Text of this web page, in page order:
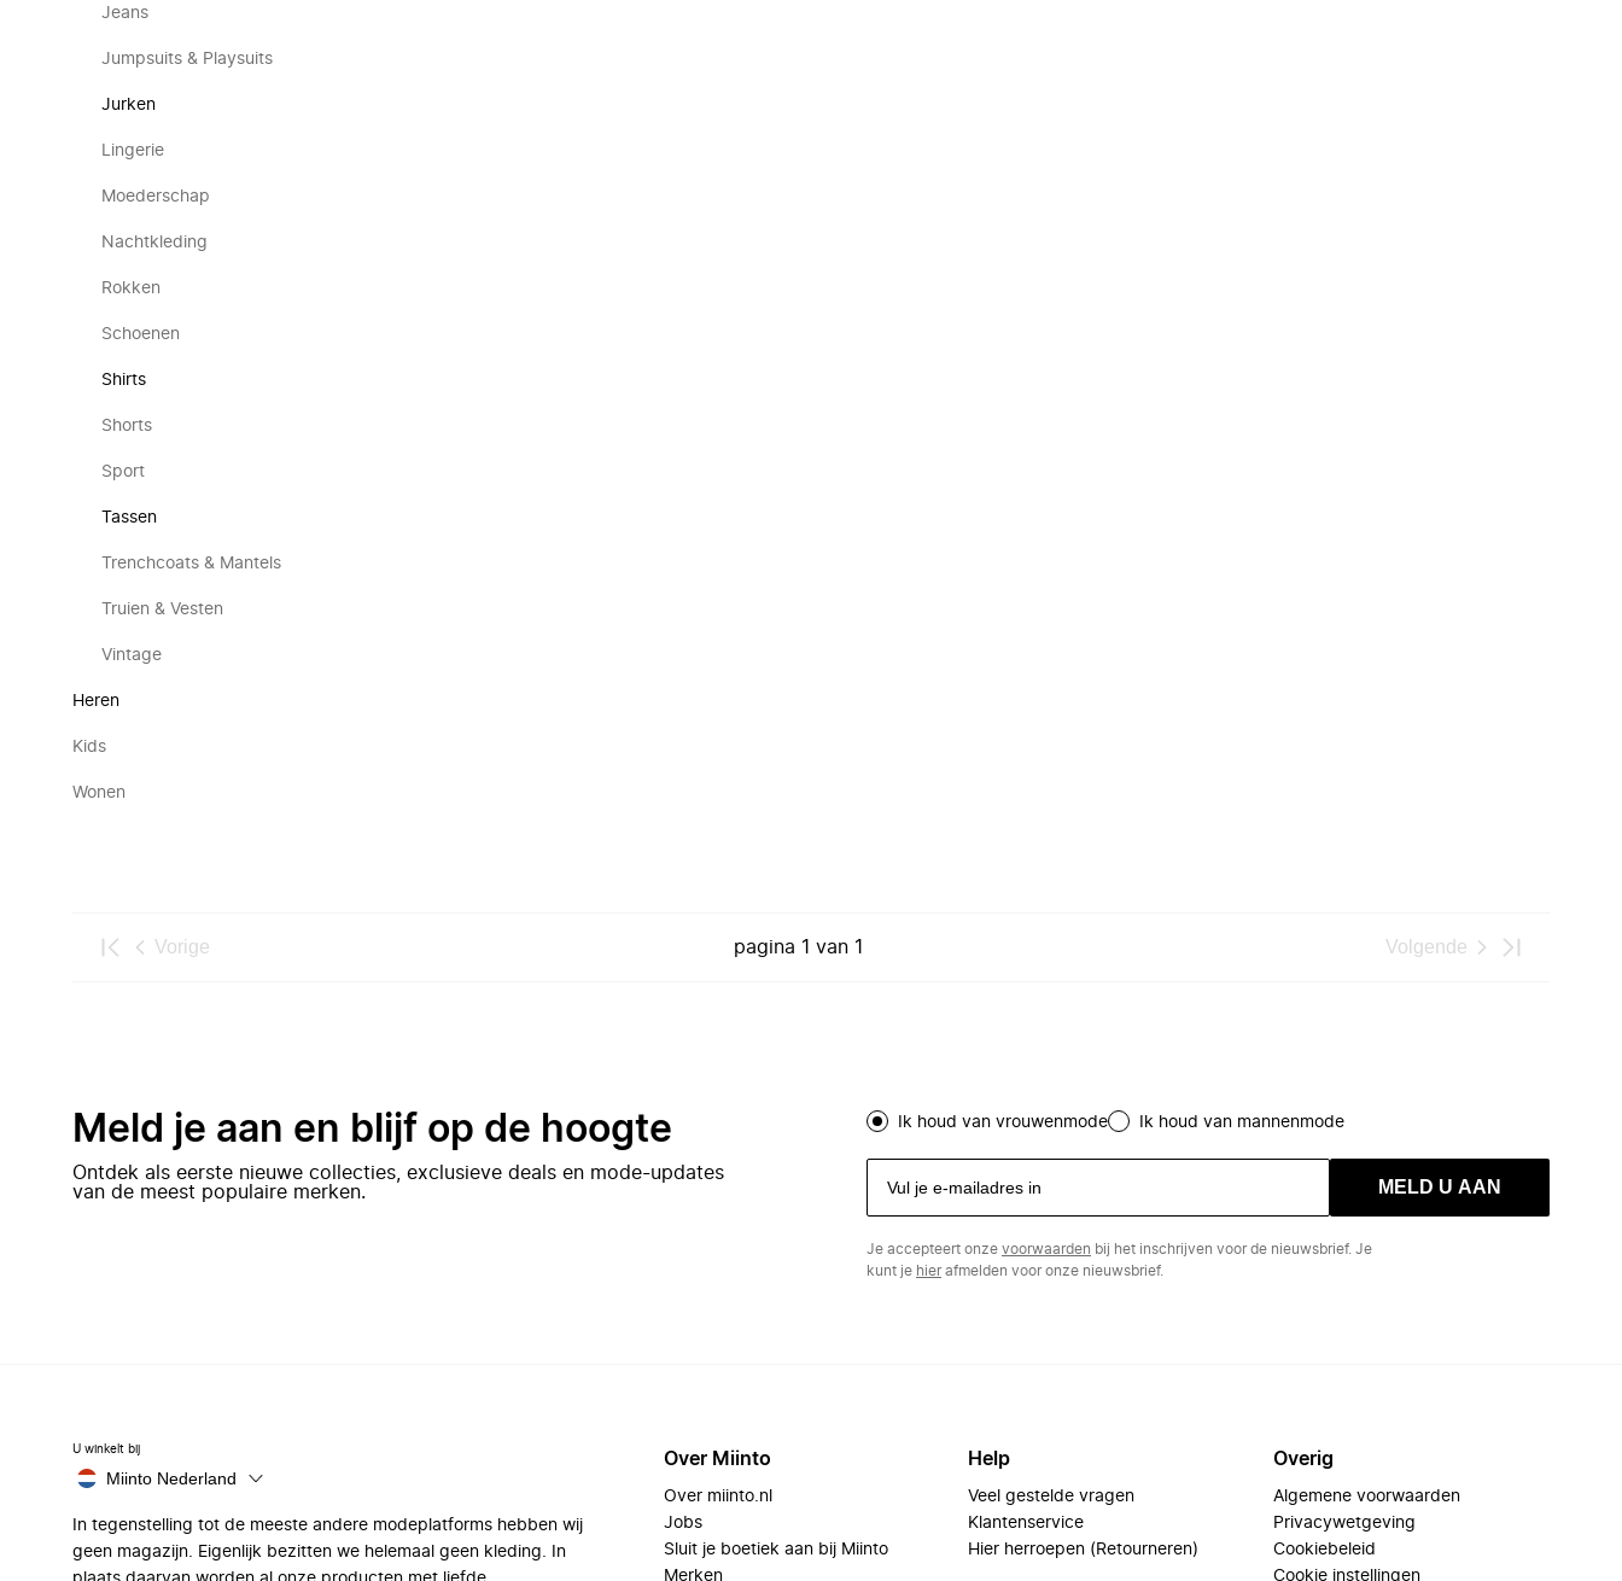
Jeans
Jumpsuits & Playsuits
Jurken
Lingerie
Moederschap
Nachtkleding
Rokken
Schoenen
Shirts
Shorts
Sport
Tassen
Trenchcoats & Mantels
Truien & Vesten
Vintage
Heren
Kids
Wonen
Vorige pagina 1 van 1 Volgende
Meld je aan en blijf op de hoogte
Ontdek als eerste nieuwe collecties, exclusieve deals en mode-updates
van de meest populaire merken.
Ik houd van vrouwenmode Ik houd van mannenmode
MELD U AAN
Je accepteert onze voorwaarden bij het inschrijven voor de nieuwsbrief. Je
kunt je hierafmelden voor onze nieuwsbrief.
U winkelt bij
Miinto Nederland
In tegenstelling tot de meeste andere modeplatforms hebben wij
geen magazijn. Eigenlijk bezitten we helemaal geen kleding. In
Over Miinto
Over miinto.nl
Jobs
Sluit je boetiek aan bij Miinto
Merken
Help
Veel gestelde vragen
Klantenservice
Hier herroepen (Retourneren)
Overig
Algemene voorwaarden
Privacywetgeving
Cookiebeleid
Cookie instellingen